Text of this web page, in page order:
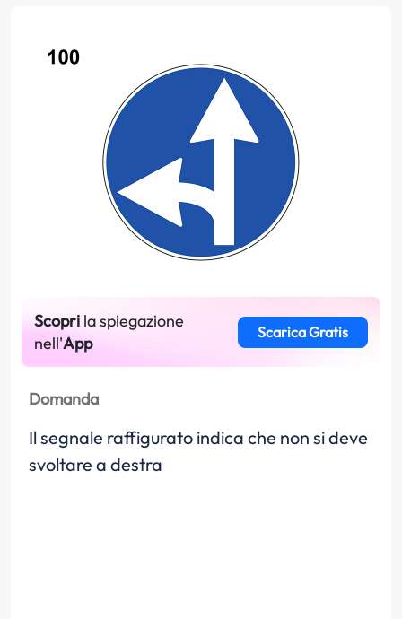
Scopri la spiegazione
nell'App
Scarica Gratis
Domanda
Il segnale raffigurato indica che non si deve
svoltare a destra